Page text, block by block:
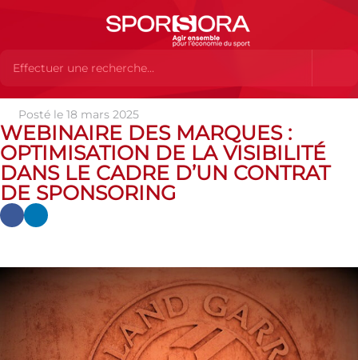
Actualités Actualités
webinaire des marques : Optimisation de la visibilité dans le
cadre d’un contrat de sponsoring
Posté le 18 mars 2025
WEBINAIRE DES MARQUES :
OPTIMISATION DE LA VISIBILITÉ
DANS LE CADRE D’UN CONTRAT
DE SPONSORING